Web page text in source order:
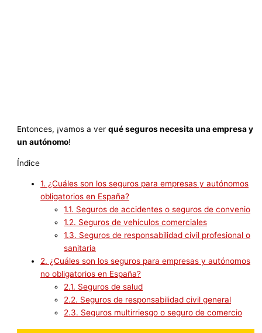
Entonces, ¡vamos a verqué seguros necesita una empresa y
un autónomo!
Índice
1. ¿Cuáles son los seguros para empresas y autónomos
obligatorios en España?
1.1. Seguros de accidentes o seguros de convenio
1.2. Seguros de vehículos comerciales
1.3. Seguros de responsabilidad civil profesional o
sanitaria
2. ¿Cuáles son los seguros para empresas y autónomos
no obligatorios en España?
2.1. Seguros de salud
2.2. Seguros de responsabilidad civil general
2.3. Seguros multirriesgo o seguro de comercio